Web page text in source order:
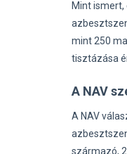
Mint
mint 250
tisztázása
A NAV
A NAV
származó,